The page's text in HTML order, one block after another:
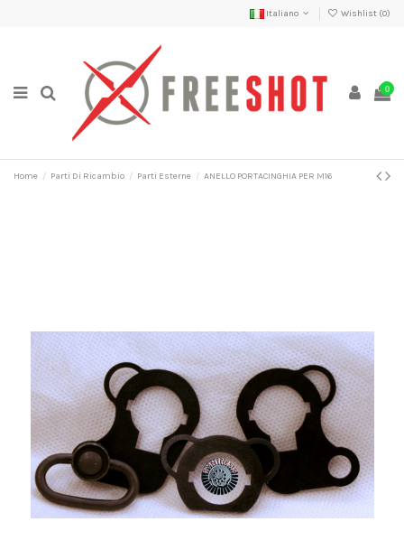
Italiano Wishlist (0)
0
Home Parti Di Ricambio Parti Esterne ANELLO PORTACINGHIA PER M16